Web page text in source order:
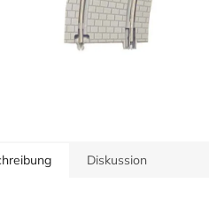
Diskussion